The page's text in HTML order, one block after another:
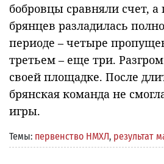
бобровцы сравняли счет, а
брянцев разладилась
периоде – четыре
третьем – еще три.
своей площадке. После
брянская команда не
игры.
Темы: первенство НМХЛ, результат